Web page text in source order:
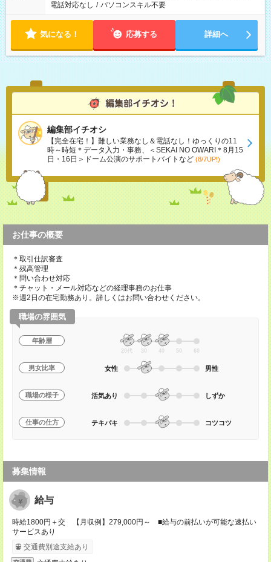
電話対応なし / パソコンスキル不要
気になる！ 応募する 詳細へ
編集部イチオシ
【完全在宅！】難しい業務なし＆電話なし！ゆっくりの11
時～時短＊データ入力・事務、＜SEKAI NO OWARI＊8月15
日・16日＞ドーム公演のサポートバイトなど (8/7UP!)
お仕事の概要
＊取引仕訳審査
＊残高管理
＊問い合わせ対応
＊チャット・メール対応などの経理事務のお仕事
※週2日の在宅勤務あり。詳しくはお問い合わせください。
職場の雰囲気
年齢層
20代 30 40 50 60
男女比率 女性 男性
職場の様子 活気あり しずか
仕事の仕方 テキパキ コツコツ
募集情報
給与
時給1800円＋交 【月収例】279,000円～ ■給与の前払いが可能な速払い
サービスあり
交通費別途支給あり